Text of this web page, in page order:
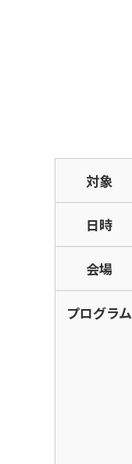
対象
日時
会場
プログラム